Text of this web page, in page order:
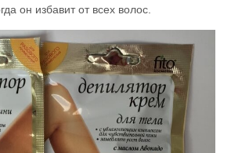
он избавит от всех волос.